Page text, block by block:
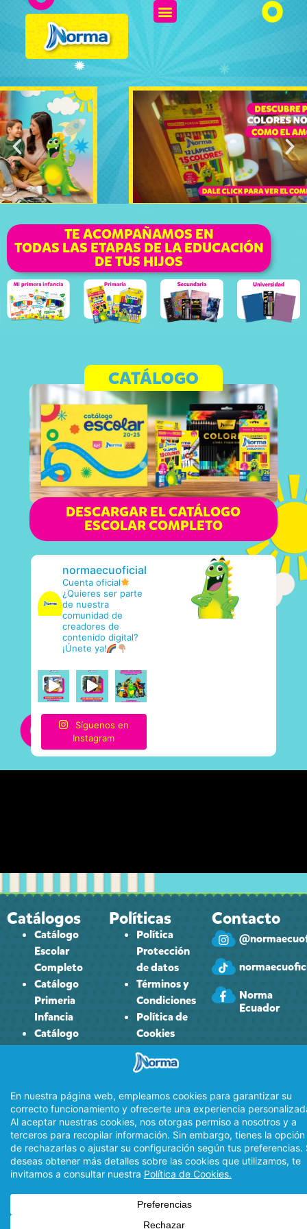
TE ACOMPAÑAMOS EN
TODAS LAS ETAPAS DE LA EDUCACIÓN
DE TUS HIJOS
CATÁLOGO
DESCARGAR EL CATÁLOGO
ESCOLAR COMPLETO
normaecuoficial
Cuenta oficial
¿Quieres ser parte
de nuestra
comunidad de
creadores de
contenido digital?
¡Únete ya!
Síguenos en
Instagram
Catálogos
Catálogo
Escolar
Completo
Catálogo
Primeria
Infancia
Catálogo
Primaria
Catálogo
Universidad
Políticas
Política
Protección
de datos
Términos y
Condiciones
Política de
Cookies
Contacto
Norma
Ecuador